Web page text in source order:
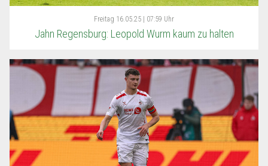
Freitag 16.05.25 | 07:59 Uhr
Jahn Regensburg: Leopold Wurm kaum zu halten